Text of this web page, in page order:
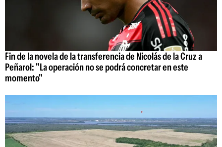
Fin de la novela de la transferencia de Nicolás de la Cruz a
Peñarol: "La operación no se podrá concretar en este
momento"